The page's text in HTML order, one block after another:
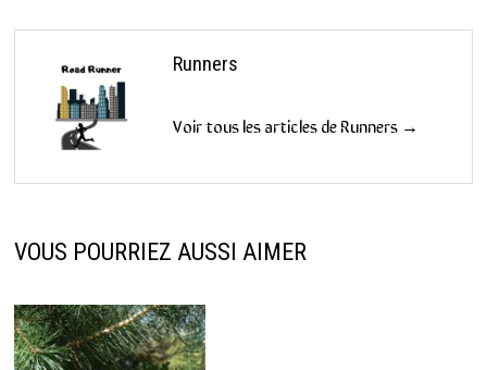
Runners
Voir tous les articles de Runners →
VOUS POURRIEZ AUSSI AIMER